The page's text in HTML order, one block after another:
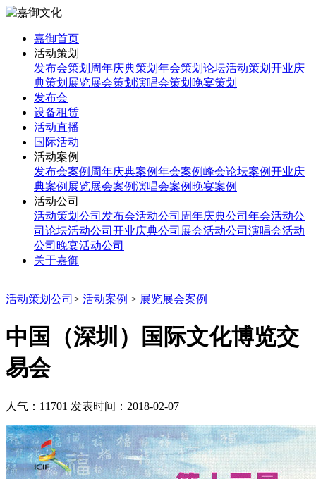
嘉御首页
活动策划
发布会策划 周年庆典策划 年会策划 论坛活动策划 开业庆
典策划 展览展会策划 演唱会策划 晚宴策划
发布会
设备租赁
活动直播
国际活动
活动案例
发布会案例 周年庆典案例年会案例峰会论坛案例开业庆
典案例 展览展会案例演唱会案例 晚宴案例
活动公司
活动策划公司 发布会活动公司 周年庆典公司 年会活动公
司 论坛活动公司 开业庆典公司 展会活动公司 演唱会活动
公司 晚宴活动公司
关于嘉御
活动策划公司 > 活动案例 > 展览展会案例
中国（深圳）国际文化博览交
易会
人气：11701 发表时间：2018-02-07